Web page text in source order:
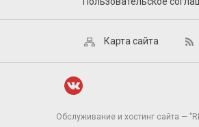
Карта сайта
Обслуживание и хостинг сайта —